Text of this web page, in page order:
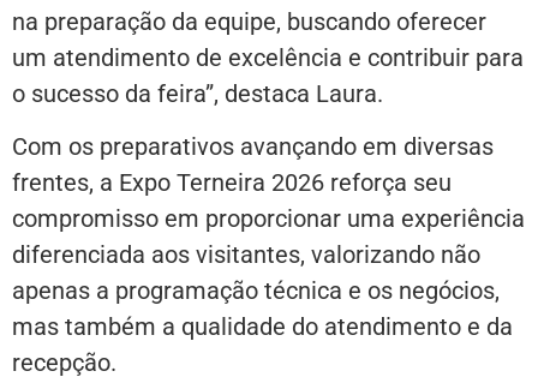
na preparação da equipe, buscando oferecer
um atendimento de excelência e contribuir para
o sucesso da feira”, destaca Laura.
Com os preparativos avançando em diversas
frentes, a Expo Terneira 2026 reforça seu
compromisso em proporcionar uma experiência
diferenciada aos visitantes, valorizando não
apenas a programação técnica e os negócios,
mas também a qualidade do atendimento e da
recepção.